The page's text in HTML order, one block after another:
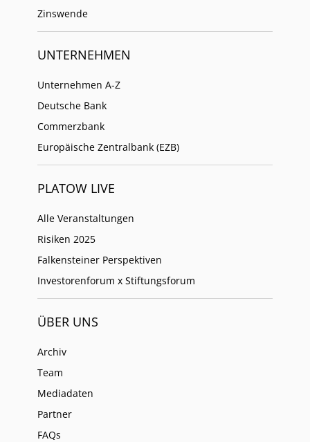
Zinswende
UNTERNEHMEN
Unternehmen A-Z
Deutsche Bank
Commerzbank
Europäische Zentralbank (EZB)
PLATOW LIVE
Alle Veranstaltungen
Risiken 2025
Falkensteiner Perspektiven
Investorenforum x Stiftungsforum
ÜBER UNS
Archiv
Team
Mediadaten
Partner
FAQs